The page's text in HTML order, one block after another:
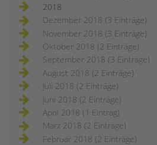
2018
Dezember 2018 (3 Einträge)
November 2018 (3 Einträge)
Oktober 2018 (2 Einträge)
September 2018 (3 Einträge)
August 2018 (2 Einträge)
Juli 2018 (2 Einträge)
Juni 2018 (2 Einträge)
April 2018 (1 Eintrag)
März 2018 (2 Einträge)
Februar 2018 (2 Einträge)